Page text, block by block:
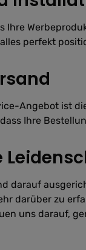
Ihre
perfekt
Angebot ist
Ihre
darauf
darüber zu
uns darauf,